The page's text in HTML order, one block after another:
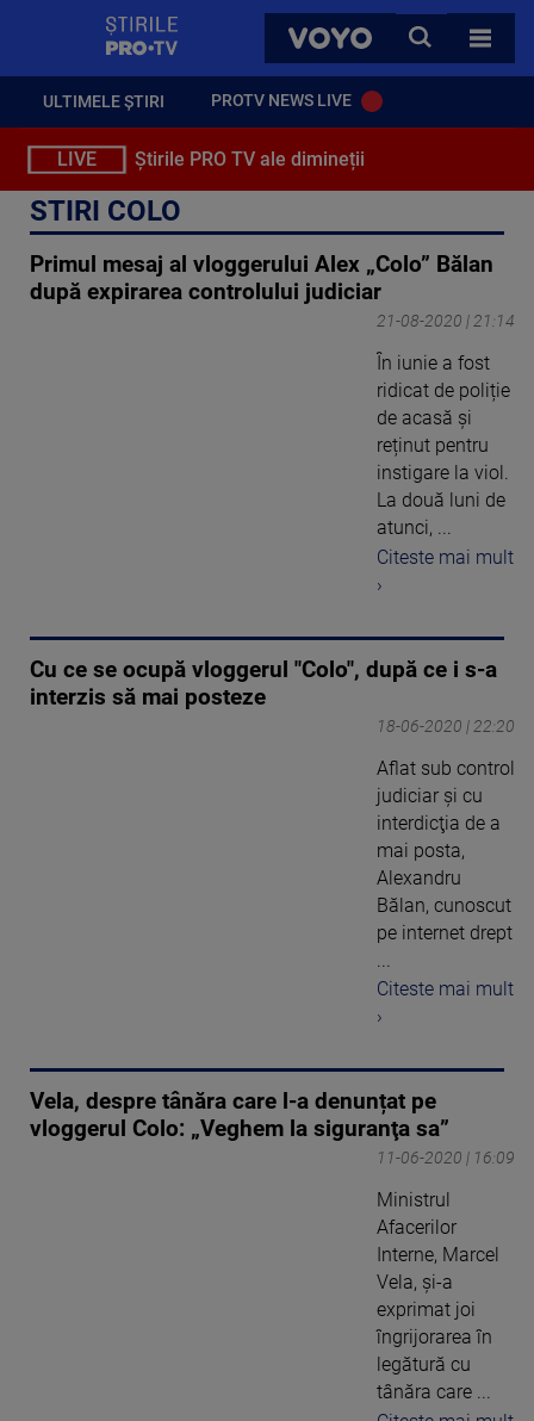
VOYO
CAUTA
TOATE
ULTIMELE ȘTIRI PROTV NEWS LIVE
LIVE Știrile PRO TV ale dimineții
STIRI COLO
Primul mesaj al vloggerului Alex „Colo” Bălan
după expirarea controlului judiciar
21-08-2020 | 21:14
În iunie a fost
ridicat de poliție
de acasă și
reținut pentru
instigare la viol.
La două luni de
atunci, ...
Citeste mai mult
›
Cu ce se ocupă vloggerul "Colo", după ce i s-a
interzis să mai posteze
18-06-2020 | 22:20
Aflat sub control
judiciar şi cu
interdicţia de a
mai posta,
Alexandru
Bălan, cunoscut
pe internet drept
Citeste mai mult
›
Vela, despre tânăra care l-a denunțat pe
vloggerul Colo: „Veghem la siguranţa sa”
11-06-2020 | 16:09
Ministrul
Afacerilor
Interne, Marcel
Vela, şi-a
exprimat joi
îngrijorarea în
legătură cu
tânăra care ...